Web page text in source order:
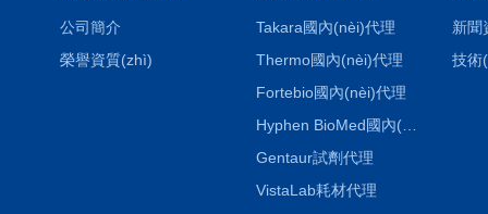
公司簡介
榮譽資質(zhì)
Takara國內(nèi)代理
Thermo國內(nèi)代理
Fortebio國內(nèi)代理
Hyphen BioMed國內(nèi)代理
Gentaur試劑代理
VistaLab耗材代理
新聞
技術